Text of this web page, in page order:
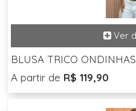
BLUSA TRICO ONDINHAS
A partir de R$ 119,90